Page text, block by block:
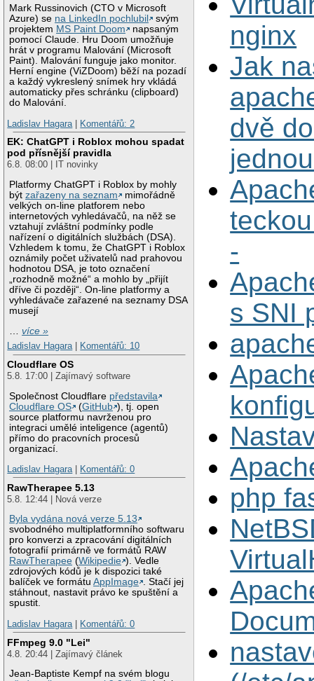
Mark Russinovich (CTO v Microsoft
Azure) se na LinkedIn pochlubil
svým
projektem MS Paint Doom
napsaným
pomocí Claude. Hru Doom umožňuje
hrát v programu Malování (Microsoft
Paint). Malování funguje jako monitor.
Herní engine (ViZDoom) běží na pozadí
a každý vykreslený snímek hry vkládá
automaticky přes schránku (clipboard)
do Malování.
Ladislav Hagara
Komentářů: 2
EK: ChatGPT i Roblox mohou spadat
pod přísnější pravidla
6.8. 08:00 | IT novinky
Platformy ChatGPT i Roblox by mohly
býtzařazeny na seznam
mimořádně
velkých on-line platforem nebo
internetových vyhledávačů, na něž se
vztahují zvláštní podmínky podle
nařízení o digitálních službách (DSA).
Vzhledem k tomu, že ChatGPT i Roblox
oznámily počet uživatelů nad prahovou
hodnotou DSA, je toto označení
„rozhodně možné“ a mohlo by „přijít
dříve či později“. On-line platformy a
vyhledávače zařazené na seznamy DSA
musejí
…více »
Ladislav Hagara| Komentářů: 10
Cloudflare OS
5.8. 17:00 | Zajímavý software
Společnost Cloudflare představila
Cloudflare OS
(GitHub ), tj. open
source platformu navrženou pro
integraci umělé inteligence (agentů)
přímo do pracovních procesů
organizací.
Ladislav Hagara| Komentářů: 0
RawTherapee 5.13
5.8. 12:44 | Nová verze
Byla vydána nová verze 5.13
svobodného multiplatformního softwaru
pro konverzi a zpracování digitálních
fotografií primárně ve formátů RAW
RawTherapee (Wikipedie ). Vedle
zdrojových kódů je k dispozici také
balíček ve formátuAppImage . Stačí jej
stáhnout, nastavit právo ke spuštění a
spustit.
Ladislav Hagara| Komentářů: 0
FFmpeg 9.0 "Lei"
4.8. 20:44 | Zajímavý článek
Jean-Baptiste Kempf na svém blogu
nginx
Jak
dvě
-
s SNI
php